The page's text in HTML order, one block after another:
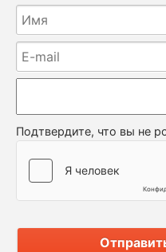
Подтвердите, что вы не